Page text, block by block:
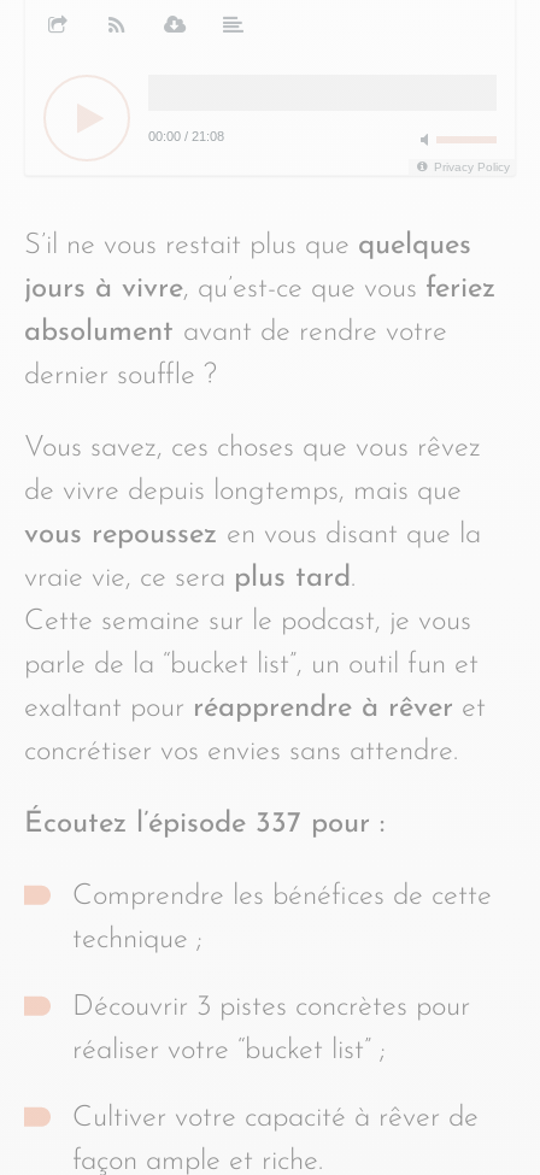
00:00 / 21:08
Privacy Policy
S’il ne vous restait plus que quelques
jours à vivre, qu’est-ce que vous feriez
absolument avant de rendre votre
dernier souffle ?
Vous savez, ces choses que vous rêvez
de vivre depuis longtemps, mais que
vous repoussez en vous disant que la
vraie vie, ce sera plus tard.
Cette semaine sur le podcast, je vous
parle de la “bucket list”, un outil fun et
exaltant pour réapprendre à rêver et
concrétiser vos envies sans attendre.
Écoutez l’épisode 337 pour :
Comprendre les bénéfices de cette
technique ;
Découvrir 3 pistes concrètes pour
réaliser votre “bucket list” ;
Cultiver votre capacité à rêver de
façon ample et riche.